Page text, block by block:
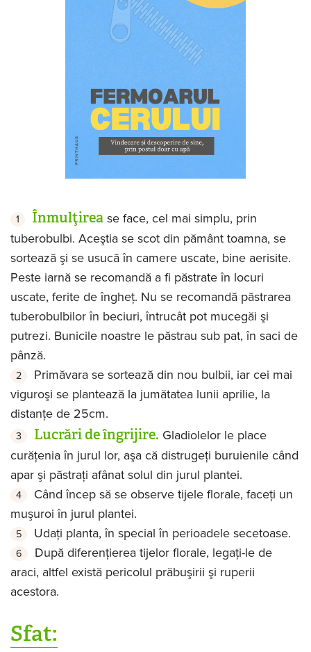
Înmulţirea se face, cel mai simplu, prin
tuberobulbi. Aceştia se scot din pământ toamna, se
sortează şi se usucă în camere uscate, bine aerisite.
Peste iarnă se recomandă a fi păstrate în locuri
uscate, ferite de îngheţ. Nu se recomandă păstrarea
tuberobulbilor în beciuri, întrucât pot mucegăi şi
putrezi. Bunicile noastre le păstrau sub pat, în saci de
pânză.
Primăvara se sortează din nou bulbii, iar cei mai
viguroşi se plantează la jumătatea lunii aprilie, la
distanţe de 25cm.
Lucrări de îngrijire. Gladiolelor le place
curăţenia în jurul lor, aşa că distrugeţi buruienile când
apar şi păstraţi afânat solul din jurul plantei.
Când încep să se observe tijele florale, faceţi un
muşuroi în jurul plantei.
Udaţi planta, în special în perioadele secetoase.
După diferenţierea tijelor florale, legaţi-le de
araci, altfel există pericolul prăbuşirii şi ruperii
acestora.
Sfat: